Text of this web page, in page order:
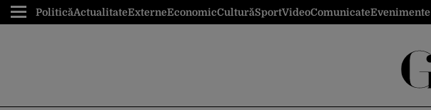
PoliticăActualitateExterneEconomicCulturăSportVideoComunicateEvenimente